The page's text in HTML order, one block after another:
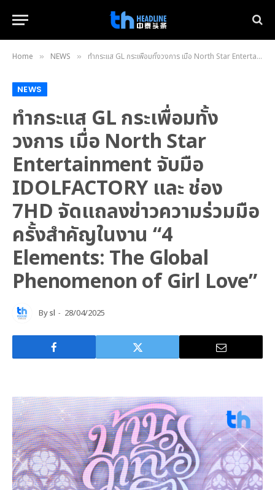
Home » NEWS » ทำกระแส GL กระเพื่อมทั้งวงการ เมื่อ North Star Entertainment จับมือ IDOLFACTORY และ ช่อง 7HD จัดแถลงข่าวความร่วมมือครั้งสำคัญในงาน “4 Elements: The Global Phenomenon of Girl Love”
NEWS
ทำกระแส GL กระเพื่อมทั้ง
วงการ เมื่อ North Star
Entertainment จับมือ
IDOLFACTORY และ ช่อง
7HD จัดแถลงข่าวความร่วมมือ
ครั้งสำคัญในงาน “4
Elements: The Global
Phenomenon of Girl Love”
Bysl 28/04/2025